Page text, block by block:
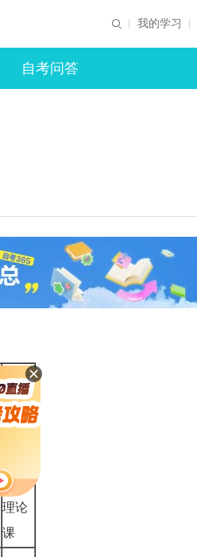
我的学习
自考问答
备 注
政治
理论
课